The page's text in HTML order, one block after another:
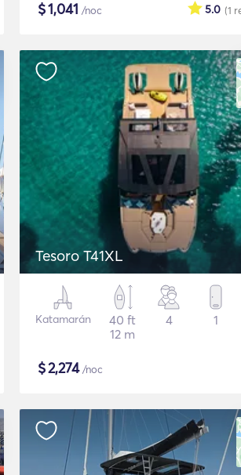
$1,041 /noc (1
5.0
Tesoro T41XL
Katamarán
40 ft
12 m
4 1
$2,274/noc